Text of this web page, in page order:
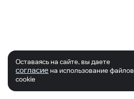
Оставаясь на сайте, вы даете
согласие на использование файлов
cookie